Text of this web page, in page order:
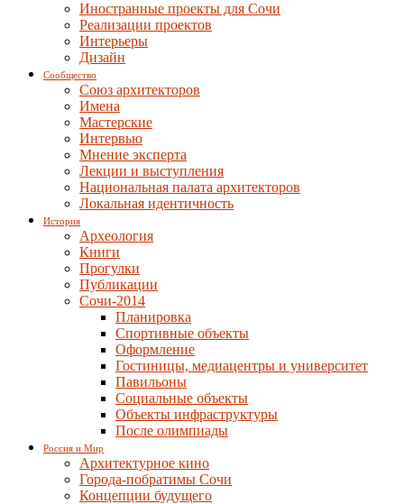
Иностранные проекты для Сочи
Реализации проектов
Интерьеры
Дизайн
Сообщество
Союз архитекторов
Имена
Мастерские
Интервью
Мнение эксперта
Лекции и выступления
Национальная палата архитекторов
Локальная идентичность
История
Археология
Книги
Прогулки
Публикации
Сочи-2014
Планировка
Спортивные объекты
Оформление
Гостиницы, медиацентры и университет
Павильоны
Социальные объекты
Объекты инфраструктуры
После олимпиады
Россия и Мир
Архитектурное кино
Города-побратимы Сочи
Концепции будущего